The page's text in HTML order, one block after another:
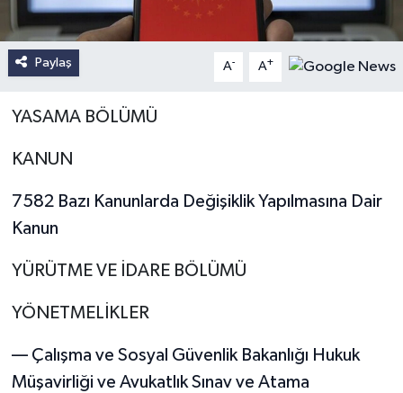
Paylaş A- A+
YASAMA BÖLÜMÜ
KANUN
7582 Bazı Kanunlarda Değişiklik Yapılmasına Dair
Kanun
YÜRÜTME VE İDARE BÖLÜMÜ
YÖNETMELİKLER
–– Çalışma ve Sosyal Güvenlik Bakanlığı Hukuk
Müşavirliği ve Avukatlık Sınav ve Atama